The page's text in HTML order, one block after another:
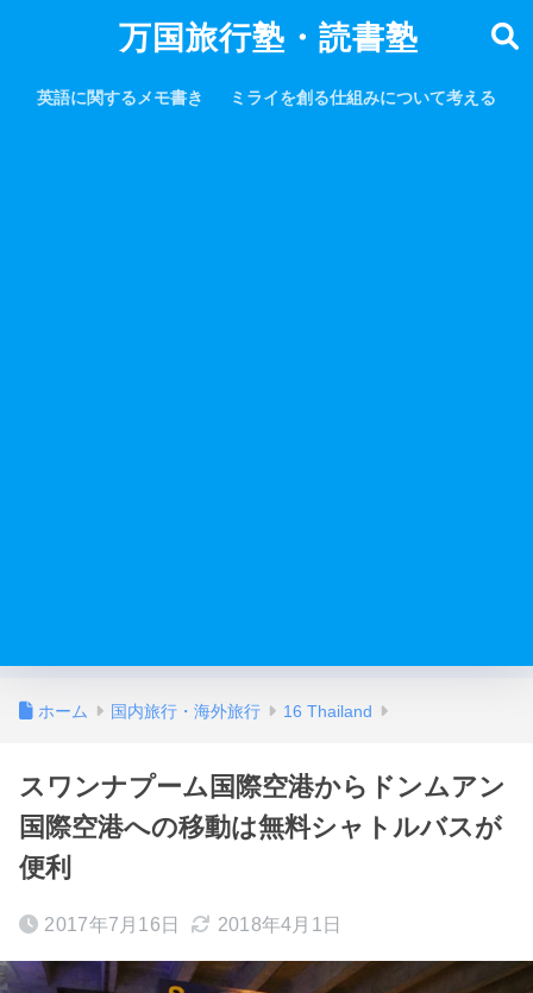
万国旅行塾・読書塾
英語に関するメモ書き ミライを創る仕組みについて考える
ホーム 国内旅行・海外旅行 16 Thailand
スワンナプーム国際空港からドンムアン
国際空港への移動は無料シャトルバスが
便利
2017年7月16日 2018年4月1日